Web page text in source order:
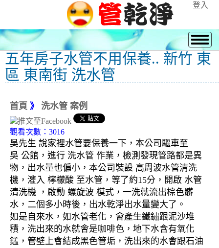
登入
五年房子水管不用保養.. 新竹 東
區 東南街 洗水管
首頁 》 洗水管 案例
觀看次數：3016
吳先生 說家裡水管要保養一下，本公司驅車至
吳 公館，進行 洗水管 作業，檢測發現管路都是異
物，出水量也偏小，本公司裝設 高周波水管清洗
機，灌入 檸檬酸 至水管，等了約15分，開啟 水管
清洗機 ，啟動 螺旋波 模式，一洗就流出棕色髒
水，二個多小時後，出水乾淨出水量變大了。
如是自來水，如水管老化，會產生鐵鏽跟泥沙堆
積，洗出來的水就會是咖啡色，地下水含有氧化
錳，管壁上會結成黑色管垢，洗出來的水會跟石油